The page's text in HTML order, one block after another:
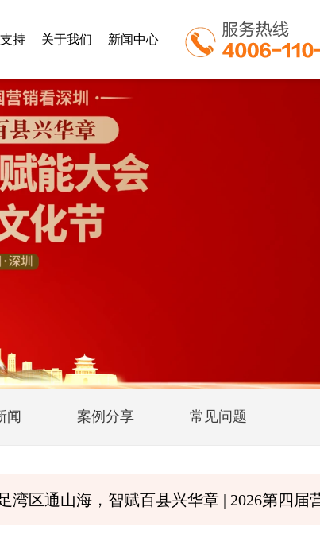
房地产行业
持 关于我们 新闻中心
闻 案例分享 常见问题
区通山海，智赋百县兴华章 | 2026第四届营销赋能大会暨第二届诚商文化